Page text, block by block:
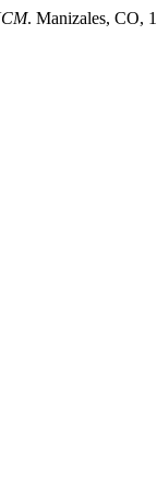
. Manizales, CO,